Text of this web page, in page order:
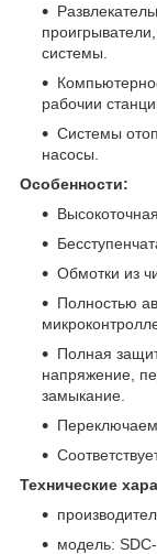
системы.
рабочии
Системы
насосы.
Особенности:
Обмотки из
Полностью
Полная
напряжение,
замыкание.
Технические
модель: